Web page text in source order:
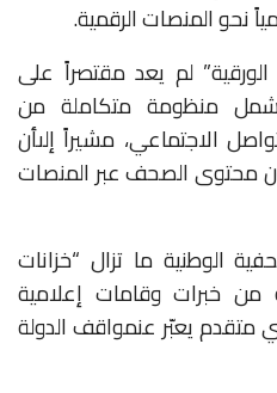
نحوالمنصاتالرقمية.
الورقية” لم يعد مقتصراً على
منظومة متكاملة من
الاجتماعي، مشيراً إلىأن
محتوىالصحفعبرالمنصات
الوطنية ما تزال “خزانات
من خبرات وقامات إعلامية
متقدميعبّر عنمواقفالدولة